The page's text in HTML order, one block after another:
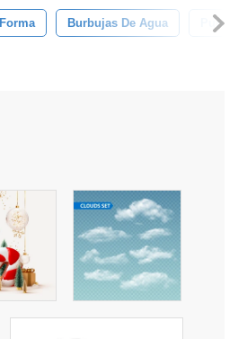
Forma Burbujas De Agua Puro